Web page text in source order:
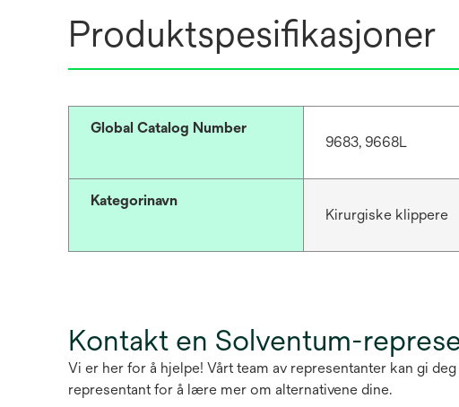
Produktspesifikasjoner
Global Catalog Number
9683, 9668L
Kategorinavn
Kirurgiske klippere
Kontakt en Solventum-
Vi er her for å hjelpe! Vårt team av representanter kan gi
representant for å lære mer om alternativene dine.